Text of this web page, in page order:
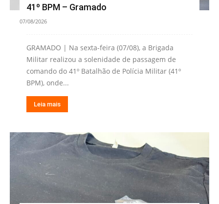
41º BPM – Gramado
07/08/2026
GRAMADO | Na sexta-feira (07/08), a Brigada
Militar realizou a solenidade de passagem de
comando do 41º Batalhão de Polícia Militar (41º
BPM), onde...
Leia mais